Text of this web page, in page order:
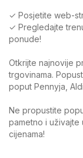
✓ Posjetite web-
✓ Pregledajte
ponude!
Otkrijte najnovije
trgovinama.
poput Pennyja,
Ne propustite
pametno i uživajte
cijenama!